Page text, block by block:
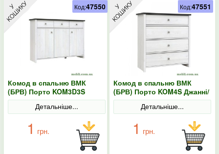
Комод в спальню ВМК
(БРВ) Порто KOM3D3S
Джанні/Сосна ларіко
Детальніше...
1 грн.
Код:47550
Комод в спальню ВМК
(БРВ) Порто KOM4S Джанні/
Сосна ларіко
Детальніше...
1 грн.
Код:47551